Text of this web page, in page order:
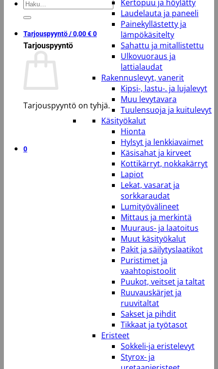
Etsi:
Tarjouspyyntö /0,00€0
Tarjouspyyntö
Tarjouspyyntö on tyhjä.
0
Kertopuu ja höylätty
Laudelauta ja paneeli
Painekyllästetty ja
lämpökäsitelty
Sahattu ja mitallistettu
Ulkovuoraus ja
lattialaudat
Rakennuslevyt, vanerit
Kipsi-, lastu-. ja lujalevyt
Muu levytavara
Tuulensuoja ja kuitulevyt
Käsityökalut
Hionta
Hylsyt ja lenkkiavaimet
Käsisahat ja kirveet
Kottikärryt, nokkakärryt
Lapiot
Lekat, vasarat ja
sorkkaraudat
Lumityövälineet
Mittaus ja merkintä
Muuraus- ja laatoitus
Muut käsityökalut
Pakit ja säilytyslaatikot
Puristimet ja
vaahtopistoolit
Puukot, veitset ja taltat
Ruuvauskärjet ja
ruuvitaltat
Sakset ja pihdit
Tikkaat ja työtasot
Eristeet
Sokkeli-ja eristelevyt
Styrox- ja